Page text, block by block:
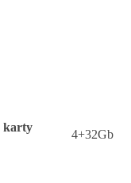
karty
4+32Gb